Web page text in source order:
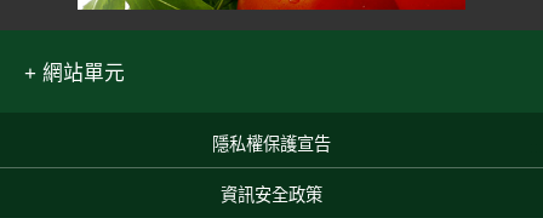
網站單元
隱私權保護宣告
資訊安全政策